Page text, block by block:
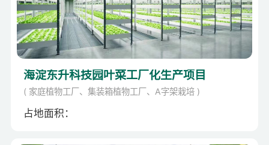
海淀东升科技园叶菜工厂化生产项目
( 家庭植物工厂、集装箱植物工厂、A字架栽培 )
占地面积：